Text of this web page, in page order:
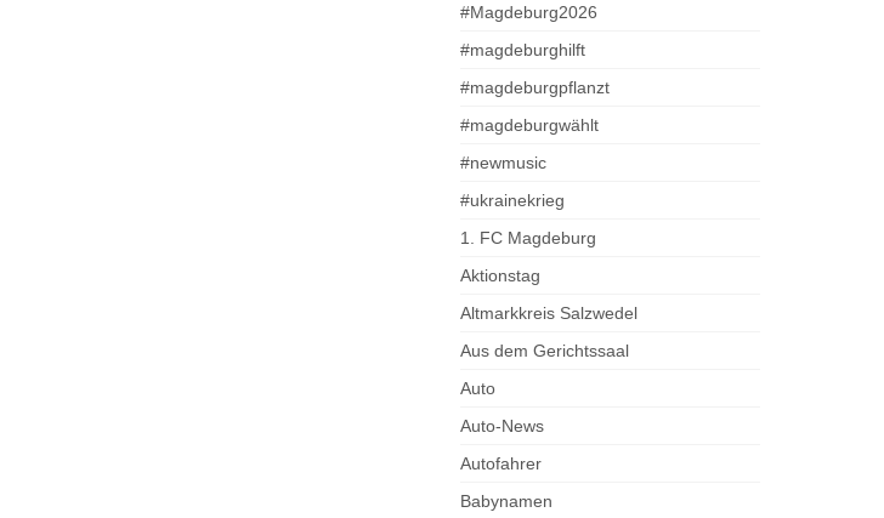
#Magdeburg2026
#magdeburghilft
#magdeburgpflanzt
#magdeburgwählt
#newmusic
#ukrainekrieg
1. FC Magdeburg
Aktionstag
Altmarkkreis Salzwedel
Aus dem Gerichtssaal
Auto
Auto-News
Autofahrer
Babynamen